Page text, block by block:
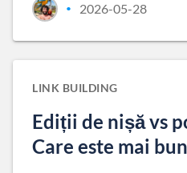
• 2026-05-28
LINK BUILDING
Ediții de nișă vs
Care este mai